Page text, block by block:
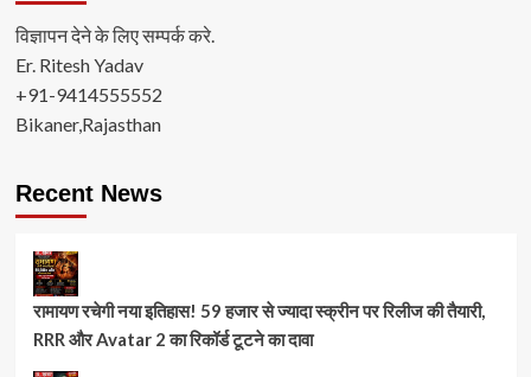
विज्ञापन देने के लिए सम्पर्क करे.
Er. Ritesh Yadav
+91-9414555552
Bikaner,Rajasthan
Recent News
रामायण रचेगी नया इतिहास! 59 हजार से ज्यादा स्क्रीन पर रिलीज की तैयारी,
RRR और Avatar 2 का रिकॉर्ड टूटने का दावा